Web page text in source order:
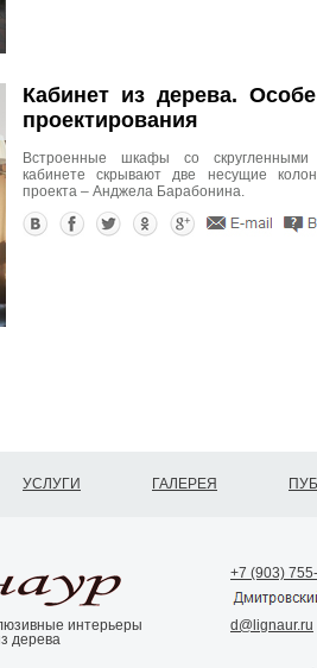
Кабинет из дерева.
проектирования
Встроенные шкафы со
кабинете скрывают две несущие
проекта – Анджела Барабонина.
УСЛУГИ ГАЛЕРЕЯ
интерьеры
дерева
+7 (903)
d@lignaur.ru